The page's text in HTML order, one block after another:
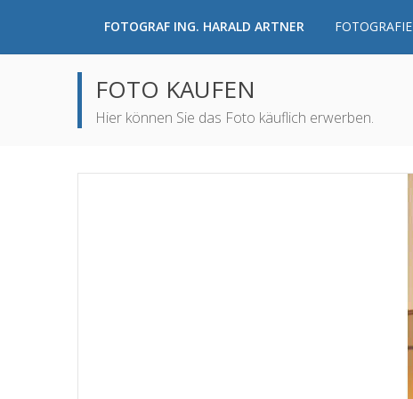
FOTOGRAF ING. HARALD ARTNER FOTOGRAFIE
FOTO KAUFEN
Hier können Sie das Foto käuflich erwerben.